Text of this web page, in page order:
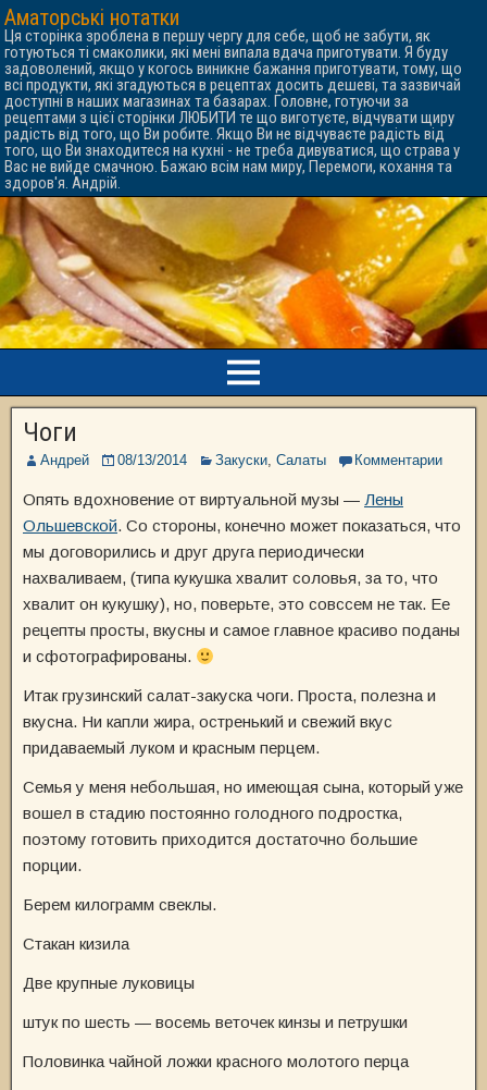
Аматорські нотатки
Ця сторінка зроблена в першу чергу для себе, щоб не забути, як
готуються ті смаколики, які мені випала вдача приготувати. Я буду
задоволений, якщо у когось виникне бажання приготувати, тому, що
всі продукти, які згадуються в рецептах досить дешеві, та зазвичай
доступні в наших магазинах та базарах. Головне, готуючи за
рецептами з цієї сторінки ЛЮБИТИ те що виготуєте, відчувати щиру
радість від того, що Ви робите. Якщо Ви не відчуваєте радість від
того, що Ви знаходитеся на кухні - не треба дивуватися, що страва у
Вас не вийде смачною. Бажаю всім нам миру, Перемоги, кохання та
здоров'я. Андрій.
Чоги
Андрей 08/13/2014 Закуски, Салаты Комментарии
Опять вдохновение от виртуальной музы — Лены
Ольшевской. Со стороны, конечно может показаться, что
мы договорились и друг друга периодически
нахваливаем, (типа кукушка хвалит соловья, за то, что
хвалит он кукушку), но, поверьте, это совссем не так. Ее
рецепты просты, вкусны и самое главное красиво поданы
и сфотографированы.
Итак грузинский салат-закуска чоги. Проста, полезна и
вкусна. Ни капли жира, остренький и свежий вкус
придаваемый луком и красным перцем.
Семья у меня небольшая, но имеющая сына, который уже
вошел в стадию постоянно голодного подростка,
поэтому готовить приходится достаточно большие
порции.
Берем килограмм свеклы.
Стакан кизила
Две крупные луковицы
штук по шесть — восемь веточек кинзы и петрушки
Половинка чайной ложки красного молотого перца